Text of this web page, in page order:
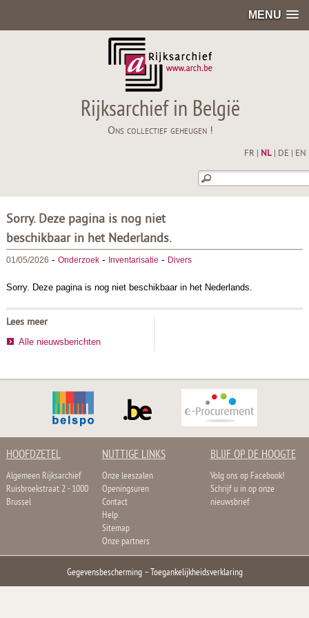
MENU
Rijksarchief in België
Ons collectief geheugen !
FR NL| DE EN
Sorry. Deze pagina is nog niet
beschikbaar in het Nederlands.
01/05/2026 - Onderzoek- Inventarisatie - Divers
Sorry. Deze pagina is nog niet beschikbaar in het Nederlands.
Lees meer
Alle nieuwsberichten
HOOFDZETEL
Algemeen Rijksarchief
Ruisbroekstraat 2 - 1000
Brussel
NUTTIGE LINKS
Onze leeszalen
Openingsuren
Contact
Help
Sitemap
Onze partners
BLIJF OP DE HOOGTE
Volg ons op Facebook!
Schrijf u in op onze
nieuwsbrief
Gegevensbescherming–Toegankelijkheidsverklaring